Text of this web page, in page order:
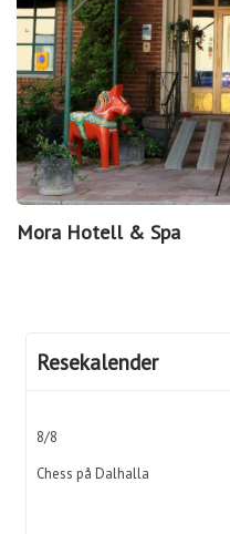
Mora Hotell & Spa
Resekalender
8/8
Chess på Dalhalla